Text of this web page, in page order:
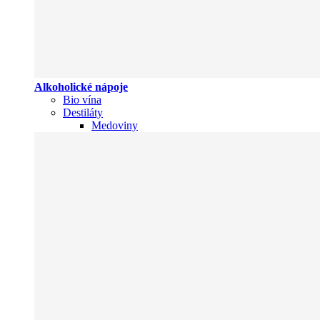
Alkoholické nápoje
Bio vína
Destiláty
Medoviny